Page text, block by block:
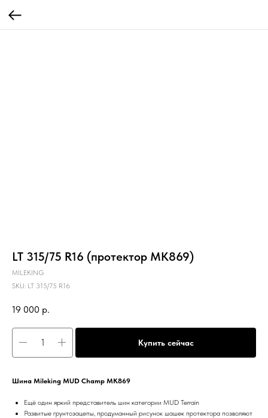
LT 315/75 R16 (протектор MK869)
MILEKING
SKU: LT 315/75 R16
19 000 р.
Купить сейчас
Шина Mileking MUD Champ MK869
Ещё один яркий представитель шин категории MUD Terrain
Развитые грунтозацепы, продуманный рисунок шашек протектора позволяют